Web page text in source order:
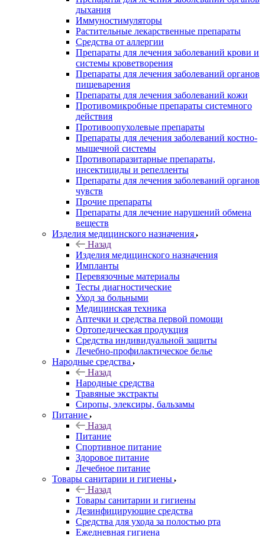
дыхания
Иммуностимуляторы
Растительные лекарственные препараты
Средства от аллергии
Препараты для лечения заболеваний крови и
системы кроветворения
Препараты для лечения заболеваний органов
пищеварения
Препараты для лечения заболеваний кожи
Противомикробные препараты системного
действия
Противоопухолевые препараты
Препараты для лечения заболеваний костно-
мышечной системы
Противопаразитарные препараты,
инсектициды и репелленты
Препараты для лечения заболеваний органов
чувств
Прочие препараты
Препараты для лечение нарушений обмена
веществ
Изделия медицинского назначения
Назад
Изделия медицинского назначения
Импланты
Перевязочные материалы
Тесты диагностические
Уход за больными
Медицинская техника
Аптечки и средства первой помощи
Ортопедическая продукция
Средства индивидуальной защиты
Лечебно-профилактическое белье
Народные средства
Назад
Народные средства
Травяные экстракты
Сиропы, элексиры, бальзамы
Питание
Назад
Питание
Спортивное питание
Здоровое питание
Лечебное питание
Товары санитарии и гигиены
Назад
Товары санитарии и гигиены
Дезинфицирующие средства
Средства для ухода за полостью рта
Ежедневная гигиена